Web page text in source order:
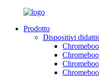
Prodotto
Dispositivi